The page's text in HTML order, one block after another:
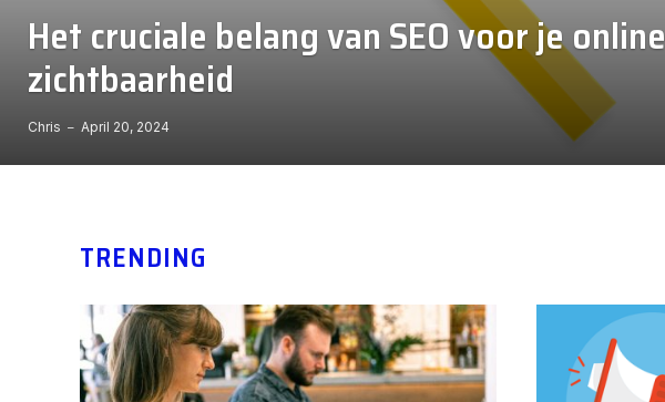
Het cruciale belang van SEO voor je online
zichtbaarheid
Chris April 20, 2024
TRENDING